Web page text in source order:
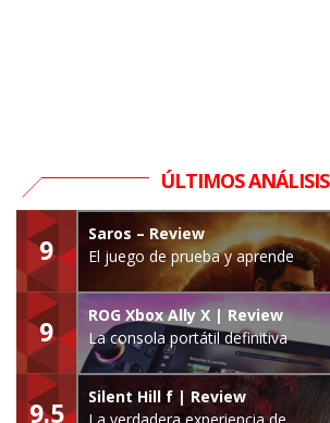
ÚLTIMOS ANÁLISIS
9
Saros – Review
El juego de prueba y aprende
9
ROG Xbox Ally X | Review
La consola portátil definitiva
9.5
Silent Hill f | Review